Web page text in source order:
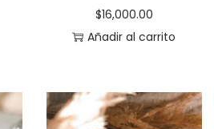
$16,000.00
Añadir al carrito